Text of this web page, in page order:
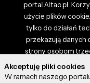
portal Altao.pl.
użycie plików
tylko do działań
przekazują danych
strony osobom
zdjęciami i
własnością
Akceptuję pliki cookies
W ramach naszego